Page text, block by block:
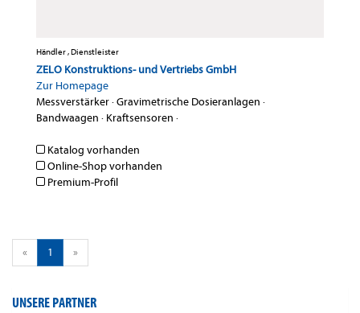
Händler , Dienstleister
ZELO Konstruktions- und Vertriebs GmbH
Zur Homepage
Messverstärker·Gravimetrische Dosieranlagen ·
Bandwaagen · Kraftsensoren ·
Katalog vorhanden
Online-Shop vorhanden
Premium-Profil
« 1 »
UNSERE PARTNER